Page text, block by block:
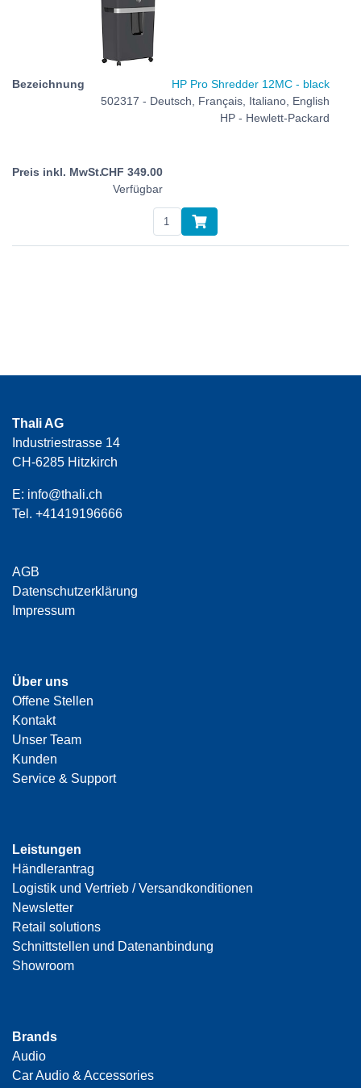
HP Pro Shredder 12MC - black
502317 - Deutsch, Français, Italiano, English
HP - Hewlett-Packard
CHF 349.00
Verfügbar
Thali AG
Industriestrasse 14
CH-6285 Hitzkirch
E: info@thali.ch
Tel. +41419196666
AGB
Datenschutzerklärung
Impressum
Über uns
Offene Stellen
Kontakt
Unser Team
Kunden
Service & Support
Leistungen
Händlerantrag
Logistik und Vertrieb / Versandkonditionen
Newsletter
Retail solutions
Schnittstellen und Datenanbindung
Showroom
Brands
Audio
Car Audio & Accessories